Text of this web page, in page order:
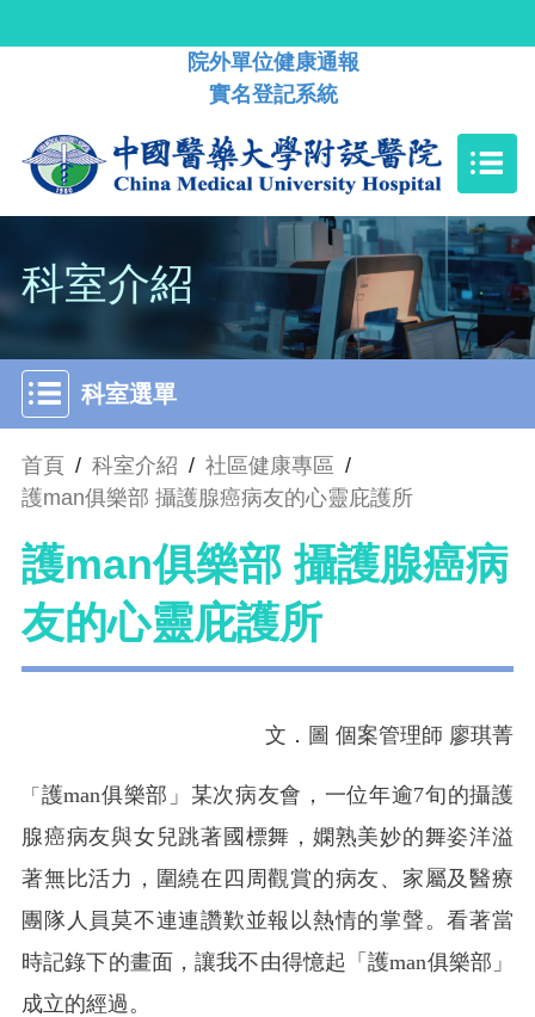
院外單位健康通報
實名登記系統
科室介紹
科室選單
首頁 / 科室介紹 / 社區健康專區 /
護man俱樂部 攝護腺癌病友的心靈庇護所
護man俱樂部 攝護腺癌病
友的心靈庇護所
文．圖 個案管理師 廖琪菁
「 護man俱樂部」某次病友會，一位年逾7旬的攝護
腺癌病友與女兒跳著國標舞，嫻熟美妙的舞姿洋溢
著無比活力，圍繞在四周觀賞的病友、家屬及醫療
團隊人員莫不連連讚歎並報以熱情的掌聲。看著當
時記錄下的畫面，讓我不由得憶起「護man俱樂部」
成立的經過。